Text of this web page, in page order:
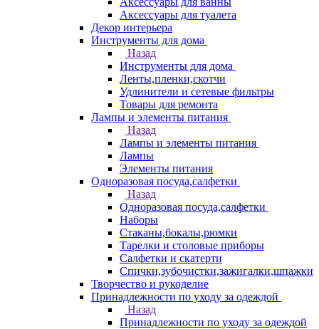
Аксессуары для туалета
Декор интерьера
Инструменты для дома
Назад
Инструменты для дома
Ленты,пленки,скотчи
Удлинители и сетевые фильтры
Товары для ремонта
Лампы и элементы питания
Назад
Лампы и элементы питания
Лампы
Элементы питания
Одноразовая посуда,салфетки
Назад
Одноразовая посуда,салфетки
Наборы
Стаканы,бокалы,рюмки
Тарелки и столовые приборы
Салфетки и скатерти
Спички,зубочистки,зажигалки,шпажки
Творчество и рукоделие
Принадлежности по уходу за одеждой
Назад
Принадлежности по уходу за одеждой